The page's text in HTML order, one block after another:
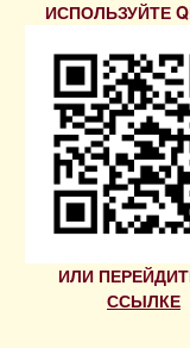
ИСПОЛЬЗУЙТЕ
ИЛИ
ССЫЛКЕ